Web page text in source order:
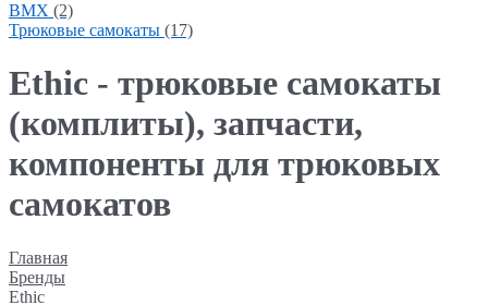
BMX (2)
Трюковые самокаты (17)
Ethic - трюковые самокаты
(комплиты), запчасти,
компоненты для трюковых
самокатов
Главная
Бренды
Ethic